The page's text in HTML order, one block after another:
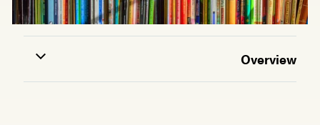
Overview